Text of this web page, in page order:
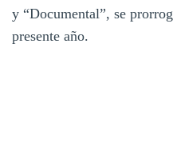
y “Documental”, se
presente año.